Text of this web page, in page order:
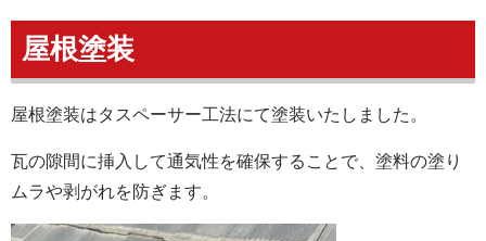
屋根塗装
屋根塗装はタスペーサー工法にて塗装いたしました。
瓦の隙間に挿入して通気性を確保することで、塗料の塗り
ムラや剥がれを防ぎます。